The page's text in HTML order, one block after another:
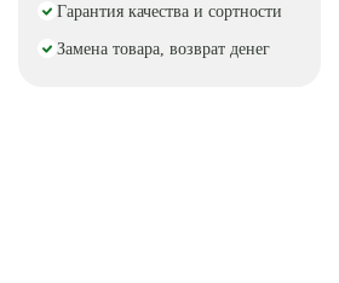
Гарантия качества и сортности
Замена товара, возврат денег